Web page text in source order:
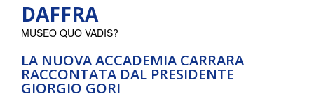
DAFFRA
LA NUOVA ACCADEMIA CARRARA
RACCONTATA DAL PRESIDENTE
GIORGIO GORI
MUSEO QUO VADIS?